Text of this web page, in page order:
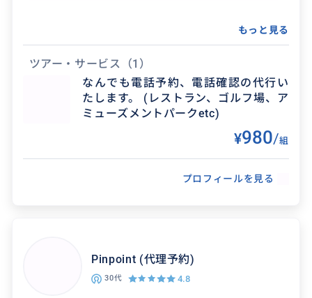
2026/6/7
予約はこちらで手配いただいて、現地にてチェッ
クインという形のツアーでした。 予約の際は希望
の時間は埋まっていて取れませんでしたが、その
後最適のスケ...
得意なジャンル / 分野
常に何処かで買い物に出かけています。 Costco
、ディスカウントストア(Ross Dress for Less 、
もっと見る
ツアー・サービス
（1）
なんでも電話予約、電話確認の代行い
たします。 (レストラン、ゴルフ場、ア
ミューズメントパークetc)
¥980/組
プロフィールを見る
Pinpoint (代理予約)
30代 4.8